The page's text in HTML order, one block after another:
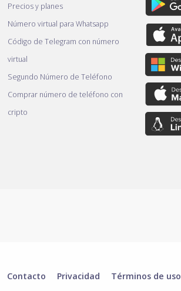
Precios y planes
Número virtual para Whatsapp
Código de Telegram con número
virtual
Segundo Número de Teléfono
Comprar número de teléfono con
cripto
Contacto Privacidad Términos de uso